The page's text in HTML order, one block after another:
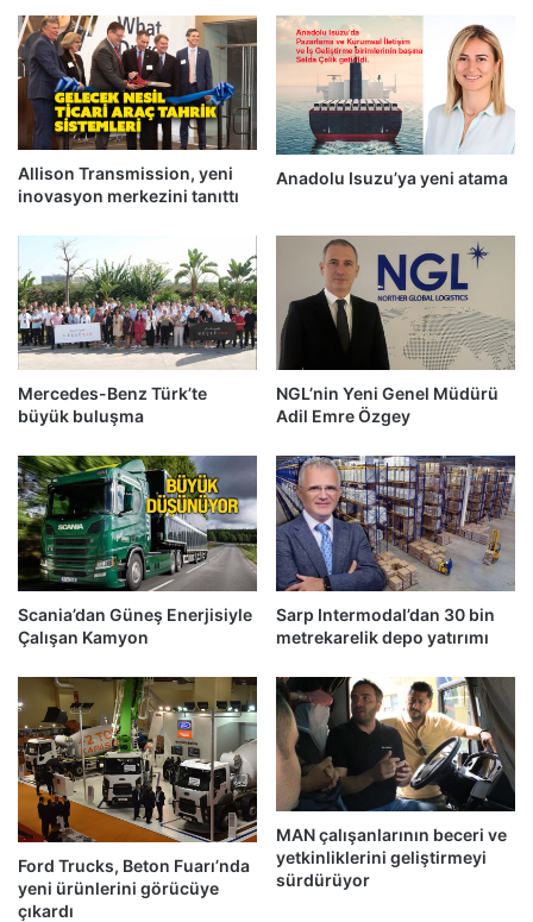
Allison Transmission, yeni
inovasyon merkezini tanıttı
Anadolu Isuzu’ya yeni atama
Mercedes-Benz Türk’te
büyük buluşma
NGL’nin Yeni Genel Müdürü
Adil Emre Özgey
Scania’dan Güneş Enerjisiyle
Çalışan Kamyon
Sarp Intermodal’dan 30 bin
metrekarelik depo yatırımı
Ford Trucks, Beton Fuarı’nda
yeni ürünlerini görücüye
çıkardı
MAN çalışanlarının beceri ve
yetkinliklerini geliştirmeyi
sürdürüyor